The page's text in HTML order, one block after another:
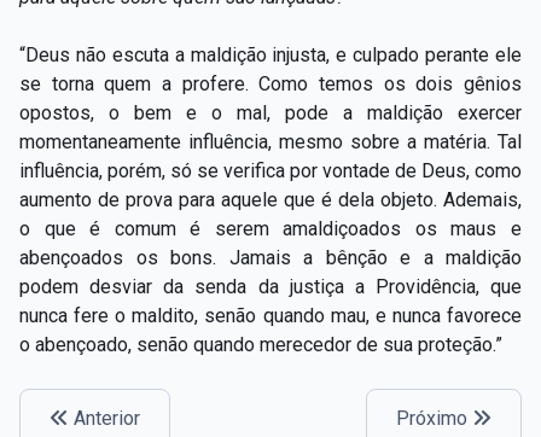
“Deus não escuta a maldição injusta, e culpado perante ele
se torna quem a profere. Como temos os dois gênios
opostos, o bem e o mal, pode a maldição exercer
momentaneamente influência, mesmo sobre a matéria. Tal
influência, porém, só se verifica por vontade de Deus, como
aumento de prova para aquele que é dela objeto. Ademais,
o que é comum é serem amaldiçoados os maus e
abençoados os bons. Jamais a bênção e a maldição
podem desviar da senda da justiça a Providência, que
nunca fere o maldito, senão quando mau, e nunca favorece
o abençoado, senão quando merecedor de sua proteção.”
Anterior Próximo